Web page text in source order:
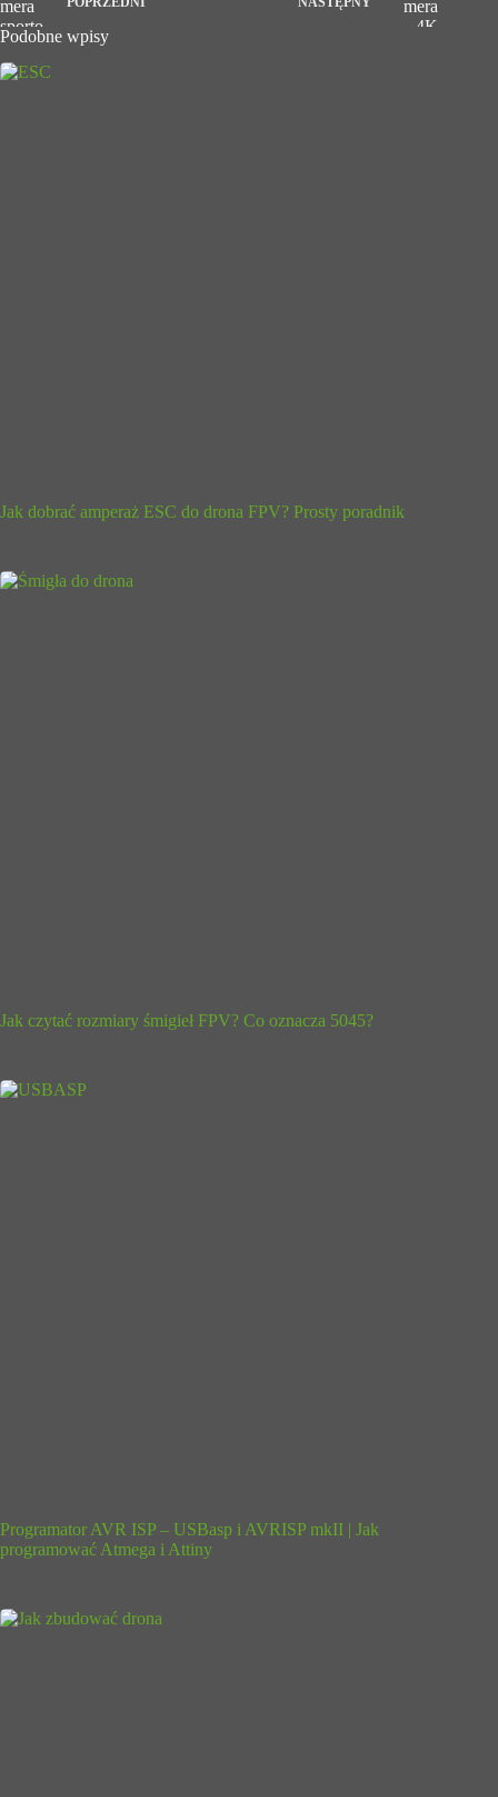
Podobne wpisy
Jak dobrać amperaż ESC do drona FPV? Prosty poradnik
Jak czytać rozmiary śmigieł FPV? Co oznacza 5045?
Programator AVR ISP – USBasp i AVRISP mkII | Jak
programować Atmega i Attiny